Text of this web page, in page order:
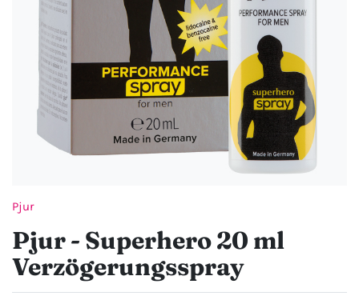
Pjur
Pjur - Superhero 20 ml
Verzögerungsspray